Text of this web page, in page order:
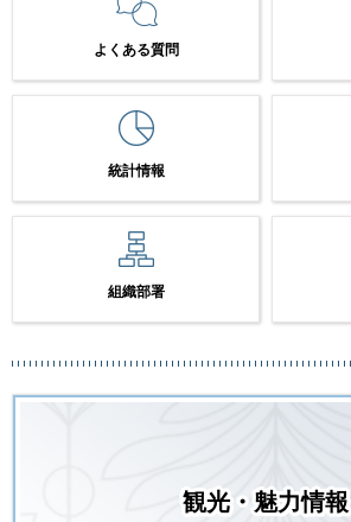
よくある質問
統計情報
組織部署
観光・魅力情報